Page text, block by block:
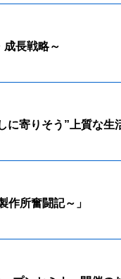
長戦略～
に寄りそう”上質な
所奮闘記～」